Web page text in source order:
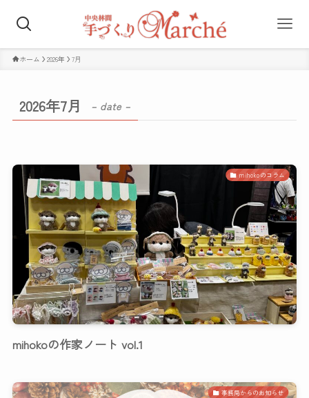
ホーム 2026年 7月
2026年7月 – date –
mihokoのコラム
mihokoの作家ノート vol.1
事務局からのお知らせ